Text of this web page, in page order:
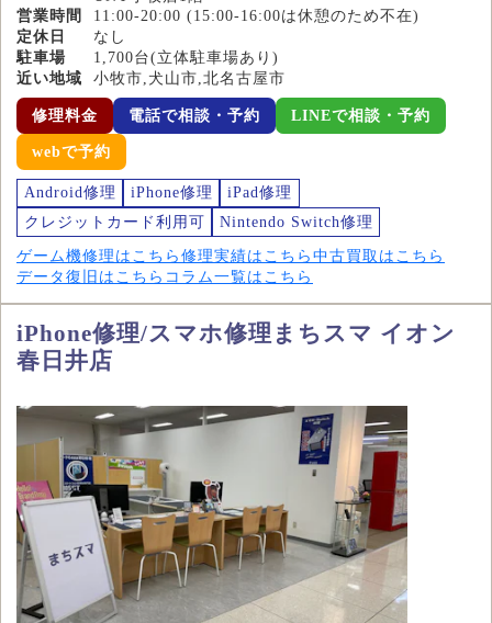
営業時間
11:00-20:00 (15:00-16:00は休憩のため不在)
定休日
なし
駐車場
1,700台(立体駐車場あり)
近い地域
小牧市,犬山市,北名古屋市
修理料金 電話で相談・予約 LINEで相談・予約
webで予約
Android修理 iPhone修理
iPad修理
クレジットカード利用可
Nintendo Switch修理
ゲーム機修理はこちら 修理実績はこちら 中古買取はこちら
データ復旧はこちら コラム一覧はこちら
iPhone修理/スマホ修理まちスマ イオン
春日井店